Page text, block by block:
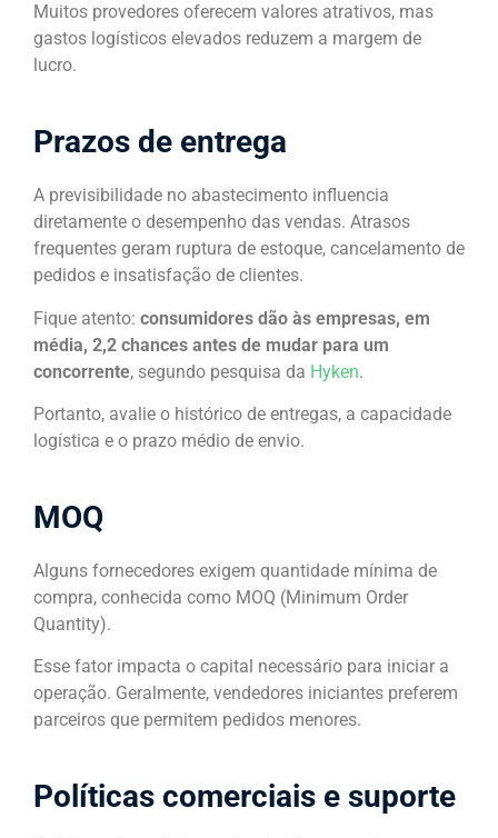
Muitos provedores oferecem valores atrativos, mas
gastos logísticos elevados reduzem a margem de
lucro.
Prazos de entrega
A previsibilidade no abastecimento influencia
diretamente o desempenho das vendas. Atrasos
frequentes geram ruptura de estoque, cancelamento de
pedidos e insatisfação de clientes.
Fique atento: consumidores dão às empresas, em
média, 2,2 chances antes de mudar para um
concorrente, segundo pesquisa da Hyken.
Portanto, avalie o histórico de entregas, a capacidade
logística e o prazo médio de envio.
MOQ
Alguns fornecedores exigem quantidade mínima de
compra, conhecida como MOQ (Minimum Order
Quantity).
Esse fator impacta o capital necessário para iniciar a
operação. Geralmente, vendedores iniciantes preferem
parceiros que permitem pedidos menores.
Políticas comerciais e suporte